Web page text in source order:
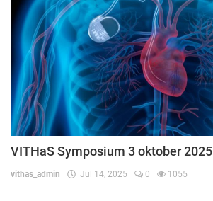
VITHaS Symposium 3 oktober 2025
vithas_admin Jul 14, 2025 0 1055